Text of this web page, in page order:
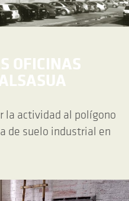
OFICINAS
la actividad al polígono
de suelo industrial en